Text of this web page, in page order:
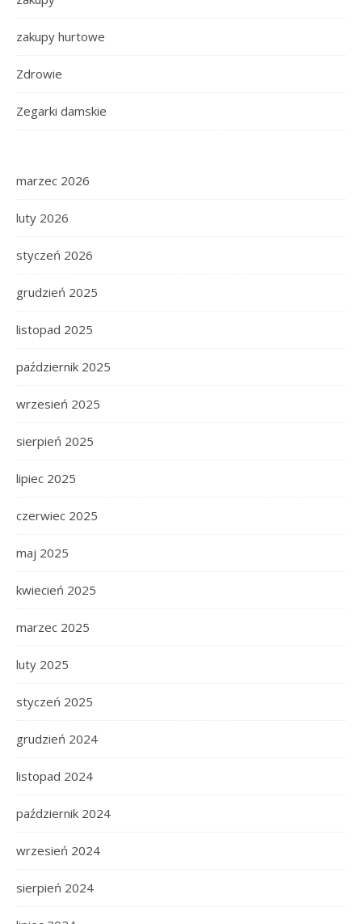
zakupy hurtowe
Zdrowie
Zegarki damskie
marzec 2026
luty 2026
styczeń 2026
grudzień 2025
listopad 2025
październik 2025
wrzesień 2025
sierpień 2025
lipiec 2025
czerwiec 2025
maj 2025
kwiecień 2025
marzec 2025
luty 2025
styczeń 2025
grudzień 2024
listopad 2024
październik 2024
wrzesień 2024
sierpień 2024